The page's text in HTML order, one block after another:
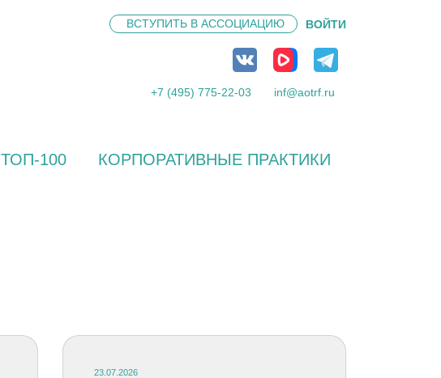
ВСТУПИТЬ В АССОЦИАЦИЮ ВОЙТИ
+7 (495) 775-22-03 inf@aotrf.ru
ТОП-100 КОРПОРАТИВНЫЕ ПРАКТИКИ
23.07.2026